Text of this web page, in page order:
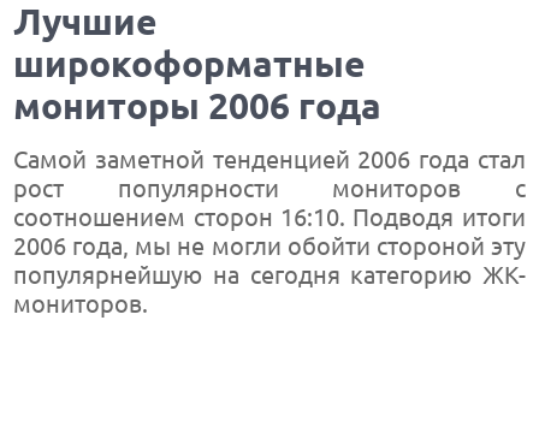
Лучшие
широкоформатные
мониторы 2006 года
Самой заметной тенденцией 2006 года стал
рост популярности мониторов с
соотношением сторон 16:10. Подводя итоги
2006 года, мы не могли обойти стороной эту
популярнейшую на сегодня категорию ЖК-
мониторов.